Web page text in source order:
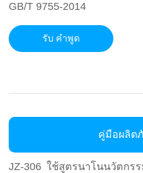
GB/T 9755-2014
รับ คําพูด
คู่มือผลิต
JZ-306 ใช้สูตรนาโนนวัตกร